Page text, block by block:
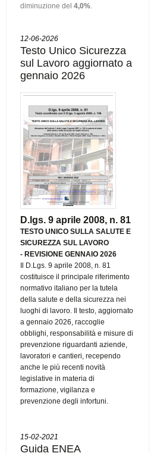
diminuzione del4,0%
12-06-2026
Testo Unico Sicurezza
sul Lavoro aggiornato a
gennaio 2026
D.lgs. 9 aprile 2008, n. 81
TESTO UNICO SULLA SALUTE E
SICUREZZA SUL LAVORO
- REVISIONE GENNAIO 2026
Il D.Lgs. 9 aprile 2008, n. 81
costituisce il principale riferimento
normativo italiano per la tutela
della salute e della sicurezza nei
luoghi di lavoro. Il testo, aggiornato
a gennaio 2026, raccoglie
obblighi, responsabilità e misure di
prevenzione riguardanti aziende,
lavoratori e cantieri, recependo
anche le più recenti novità
legislative in materia di
formazione, vigilanza e
prevenzione degli infortuni.
15-02-2021
Guida ENEA